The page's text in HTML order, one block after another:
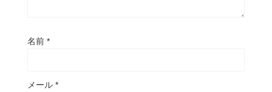
名前 *
メール *